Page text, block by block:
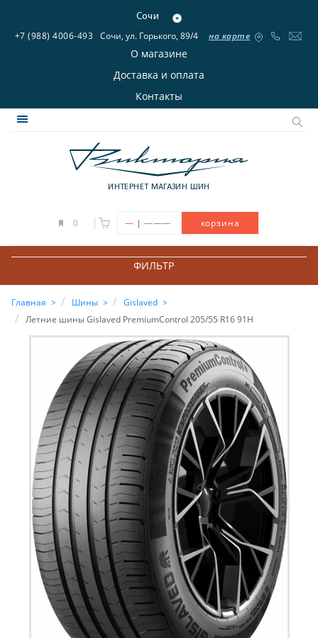
Сочи
+7 (988) 4006-493 Сочи, ул. Горького, 89/4 на карте
О магазине
Доставка и оплата
Контакты
ИНТЕРНЕТ МАГАЗИН ШИН
0 — | ——— корзина
ФИЛЬТР
Главная Шины
Gislaved
Летние шины Gislaved PremiumControl 205/55 R16 91H